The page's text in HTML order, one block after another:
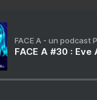
FACE A - un podcast
FACE A #30 :